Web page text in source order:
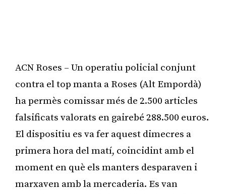
ACN Roses – Un operatiu policial conjunt
contra el top manta a Roses (Alt Empordà)
ha permès comissar més de 2.500 articles
falsificats valorats en gairebé 288.500 euros.
El dispositiu es va fer aquest dimecres a
primera hora del matí, coincidint amb el
moment en què els manters desparaven i
marxaven amb la mercaderia. Es van